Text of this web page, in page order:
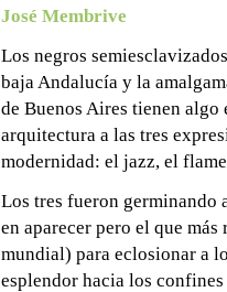
José Membrive
Los negros
baja Andalucía y la
de Buenos Aires tienen algo
arquitectura a las tres
modernidad: el jazz, el
Los tres fueron
en aparecer pero el que
mundial) para eclosionar a
esplendor hacia los